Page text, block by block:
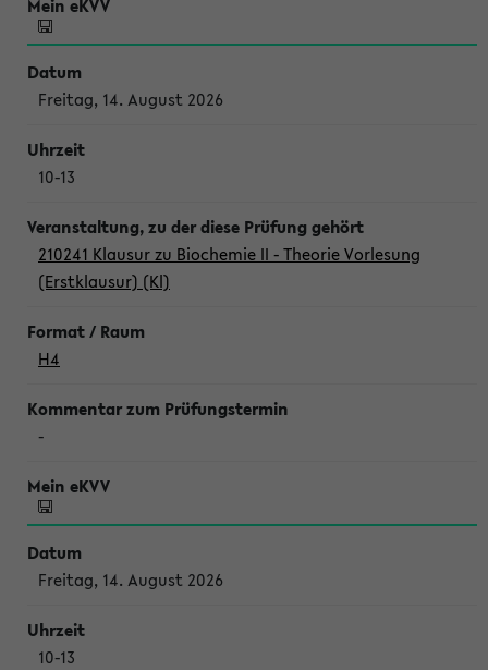
Freitag, 14. August 2026
10-13
210241 Klausur zu Biochemie II - Theorie Vorlesung
(Erstklausur) (Kl)
H4
-
Freitag, 14. August 2026
10-13